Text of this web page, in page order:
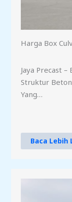
Harga Box
Jaya Precast –
Struktur
Yang…
Baca Lebih